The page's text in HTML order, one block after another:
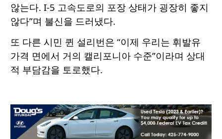
않는다. I-5 고속도로의 포장 상태가 굉장히 좋지
않다”며 불신을 드러냈다.
또 다른 시민 퀸 설리번은 “이제 우리는 휘발유
가격 면에서 거의 캘리포니아 수준”이라며 상대
적 부담감을 토로했다.